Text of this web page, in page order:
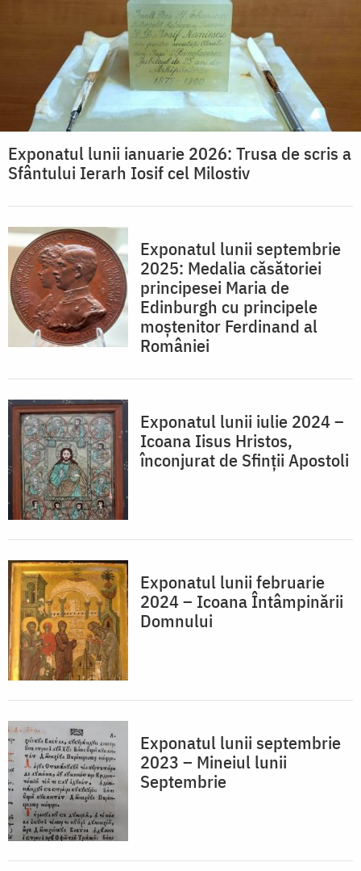
Exponatul lunii ianuarie 2026: Trusa de scris a
Sfântului Ierarh Iosif cel Milostiv
Exponatul lunii septembrie
2025: Medalia căsătoriei
principesei Maria de
Edinburgh cu principele
moștenitor Ferdinand al
României
Exponatul lunii iulie 2024 –
Icoana Iisus Hristos,
înconjurat de Sfinții Apostoli
Exponatul lunii februarie
2024 – Icoana Întâmpinării
Domnului
Exponatul lunii septembrie
2023 – Mineiul lunii
Septembrie